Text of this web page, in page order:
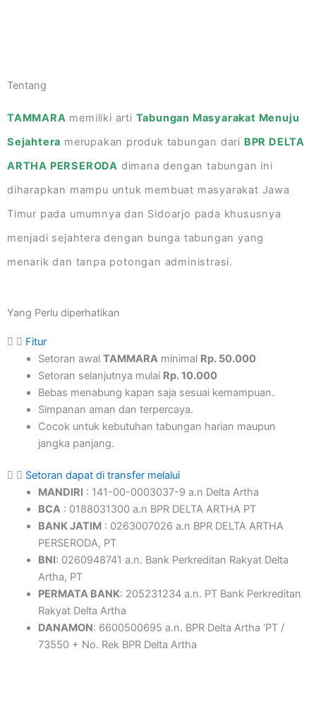
Tentang
TAMMARA memiliki arti Tabungan Masyarakat Menuju
Sejahtera merupakan produk tabungan dari BPR DELTA
ARTHA PERSERODA dimana dengan tabungan ini
diharapkan mampu untuk membuat masyarakat Jawa
Timur pada umumnya dan Sidoarjo pada khususnya
menjadi sejahtera dengan bunga tabungan yang
menarik dan tanpa potongan administrasi.
Yang Perlu diperhatikan
Fitur
Setoran awal TAMMARA minimal Rp. 50.000
Setoran selanjutnya mulai Rp. 10.000
Bebas menabung kapan saja sesuai kemampuan.
Simpanan aman dan terpercaya.
Cocok untuk kebutuhan tabungan harian maupun
jangka panjang.
Setoran dapat di transfer melalui
MANDIRI : 141-00-0003037-9 a.n Delta Artha
BCA: 0188031300 a.n BPR DELTA ARTHA PT
BANK JATIM : 0263007026 a.n BPR DELTA ARTHA
PERSERODA, PT
BNI: 0260948741 a.n. Bank Perkreditan Rakyat Delta
Artha, PT
PERMATA BANK: 205231234 a.n. PT Bank Perkreditan
Rakyat Delta Artha
DANAMON: 6600500695 a.n. BPR Delta Artha ‘PT /
73550 + No. Rek BPR Delta Artha